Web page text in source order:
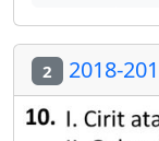
2 2018-